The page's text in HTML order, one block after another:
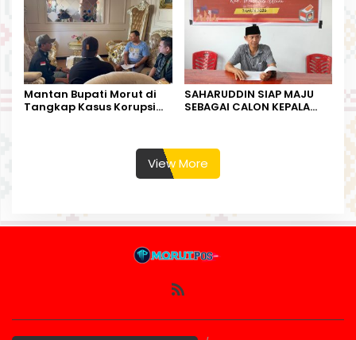
Mantan Bupati Morut di
Tangkap Kasus Korupsi
SAHARUDDIN SIAP MAJU
SEBAGAI CALON KEPALA
View More